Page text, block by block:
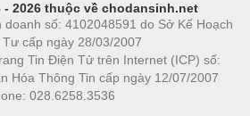
- 2026 thuộc về chodansinh.net
doanh số: 4102048591 do Sở Kế Hoạch
cấp ngày 28/03/2007
Tin Điện Tử trên Internet (ICP) số:
Hóa Thông Tin cấp ngày 12/07/2007
028.6258.3536